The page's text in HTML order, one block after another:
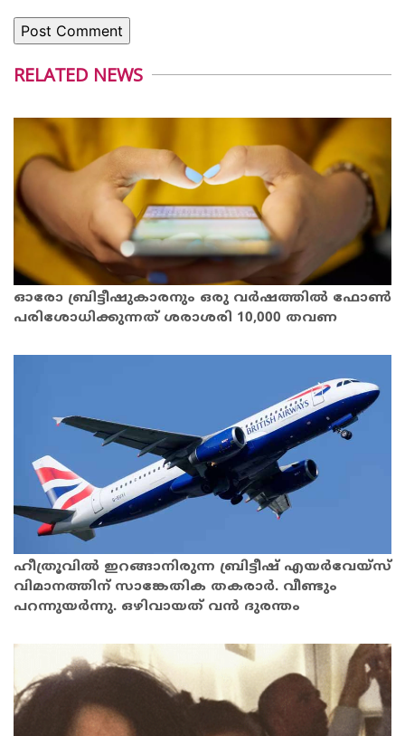
RELATED NEWS
ഓരോ ബ്രിട്ടീഷുകാരനും ഒരു വര്‍ഷത്തില്‍ ഫോണ്‍
പരിശോധിക്കുന്നത് ശരാശരി 10,000 തവണ
ഹീത്രൂവിൽ ഇറങ്ങാനിരുന്ന ബ്രിട്ടീഷ് എയർവേയ്സ്
വിമാനത്തിന് സാങ്കേതിക തകരാർ. വീണ്ടും
പറന്നുയർന്നു. ഒഴിവായത് വൻ ദുരന്തം